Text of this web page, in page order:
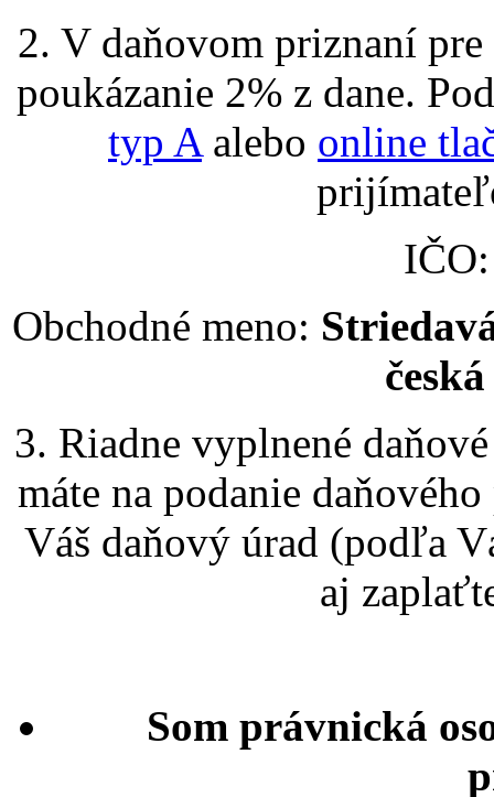
2. V daňovom priznaní
poukázanie 2% z dane.
typ Aalebo online
Obchodné meno:
3. Riadne vyplnené
máte na podanie
Váš daňový úrad (podľa
aj
Som právnická